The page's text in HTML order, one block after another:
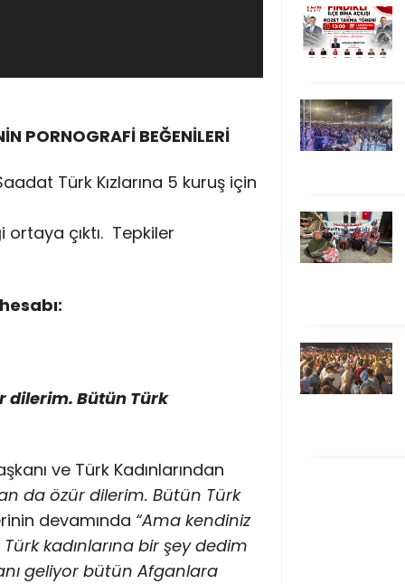
PORNOGRAFİ BEĞENİLERİ
Türk Kızlarına 5 kuruş için
çıktı. Tepkiler
dilerim. Bütün Türk
ve Türk Kadınlarından
da özür dilerim. Bütün Türk
devamında “Ama kendiniz
kadınlarına bir şey dedim
geliyor bütün Afganlara